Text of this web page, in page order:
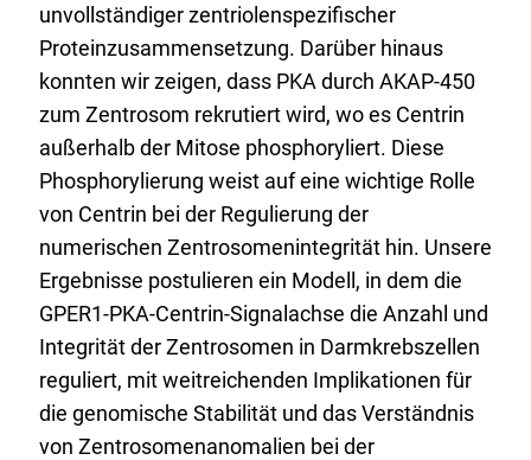
unvollständiger zentriolenspezifischer
Proteinzusammensetzung. Darüber hinaus
konnten wir zeigen, dass PKA durch AKAP-450
zum Zentrosom rekrutiert wird, wo es Centrin
außerhalb der Mitose phosphoryliert. Diese
Phosphorylierung weist auf eine wichtige Rolle
von Centrin bei der Regulierung der
numerischen Zentrosomenintegrität hin. Unsere
Ergebnisse postulieren ein Modell, in dem die
GPER1-PKA-Centrin-Signalachse die Anzahl und
Integrität der Zentrosomen in Darmkrebszellen
reguliert, mit weitreichenden Implikationen für
die genomische Stabilität und das Verständnis
von Zentrosomenanomalien bei der